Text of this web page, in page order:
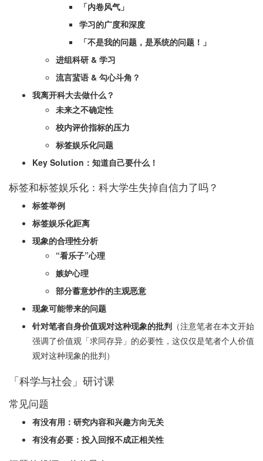
「内卷风气」
学习的广度和深度
「不是我的问题，是系统的问题！」
进组科研 & 学习
流言蜚语 & 勾心斗角？
我离开科大去做什么？
未来之不确定性
校内评价指标的压力
标签娱乐化问题
Key Solution：知道自己要什么！
标签和标签娱乐化：科大学生失掉自信力了吗？
标签举例
标签娱乐化距离
现象的合理性分析
“看乐子”心理
嫉妒心理
部分蓄意炒作的主观恶意
现象可能带来的问题
针对笔者自身价值观对这种现象的批判 （注意笔者在本文开始
强调了价值观「求同存异」的必要性，这仅仅是笔者个人价值
观对这种现象的批判）
「科学与社会」研讨课
常见问题
有没有用：研究内容和兴趣方向无关
有没有必要：投入回报不成正相关性